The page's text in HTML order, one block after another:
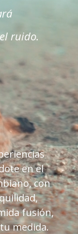
ruido.
en el
con
fusión,
medida.